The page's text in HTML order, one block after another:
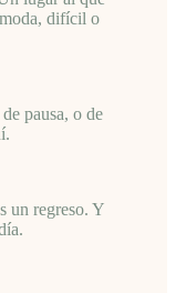
difícil o
pausa, o de
un regreso. Y